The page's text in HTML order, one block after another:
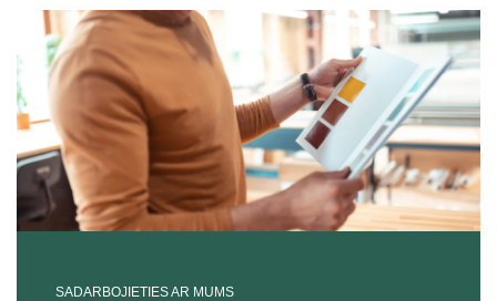
SADARBOJIETIES AR MUMS